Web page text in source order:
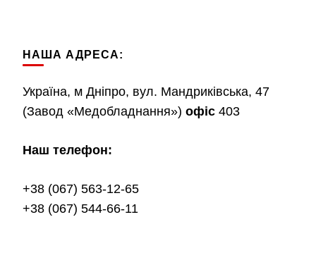
НАША АДРЕСА:
Україна, м Дніпро, вул. Мандриківська, 47
(Завод «Медобладнання») офіс 403
Наш телефон:
+38 (067) 563-12-65
+38 (067) 544-66-11